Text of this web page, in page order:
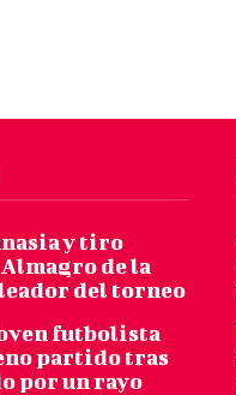
y tiro
de la
del torneo
futbolista
partido tras
por un rayo